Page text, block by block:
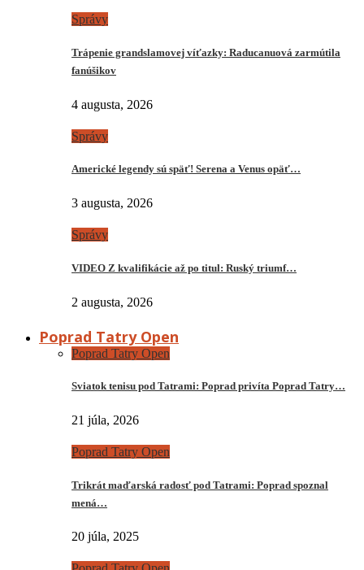
Správy
Trápenie grandslamovej víťazky: Raducanuová zarmútila
fanúšikov
4 augusta, 2026
Správy
Americké legendy sú späť! Serena a Venus opäť…
3 augusta, 2026
Správy
VIDEO Z kvalifikácie až po titul: Ruský triumf…
2 augusta, 2026
Poprad Tatry Open
Poprad Tatry Open
Sviatok tenisu pod Tatrami: Poprad privíta Poprad Tatry…
21 júla, 2026
Poprad Tatry Open
Trikrát maďarská radosť pod Tatrami: Poprad spoznal
mená…
20 júla, 2025